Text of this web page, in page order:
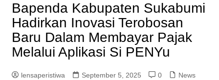
Bapenda Kabupaten Sukabumi
Hadirkan Inovasi Terobosan
Baru Dalam Membayar Pajak
Melalui Aplikasi Si PENYu
lensaperistiwa September 5, 2025 0 News